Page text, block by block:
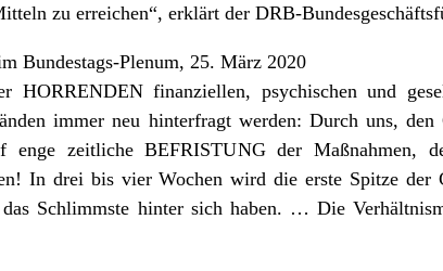
zu erreichen“, erklärt der DRB-
Bundestags-Plenum, 25. März 2020
HORRENDEN finanziellen, psychischen und
immer neu hinterfragt werden: Durch uns, den
enge zeitliche BEFRISTUNG der Maßnahmen,
In drei bis vier Wochen wird die erste Spitze der
Schlimmste hinter sich haben. … Die